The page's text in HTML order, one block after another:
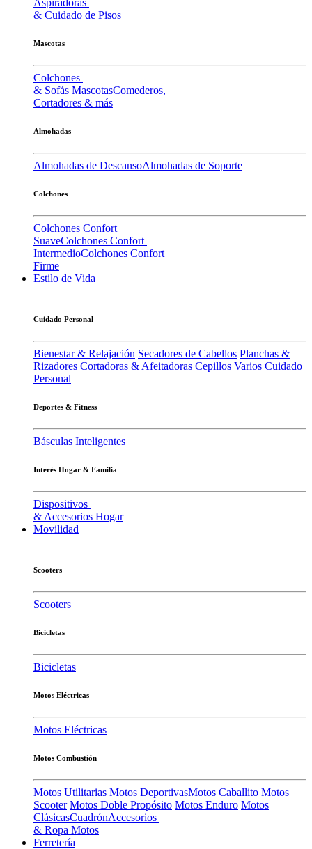
Aspiradoras
& Cuidado de Pisos
Mascotas
Colchones
& Sofás MascotasComederos,
Cortadores & más
Almohadas
Almohadas de DescansoAlmohadas de Soporte
Colchones
Colchones Confort
SuaveColchones Confort
IntermedioColchones Confort
Firme
Estilo de Vida
Cuidado Personal
Bienestar & Relajación Secadores de Cabellos Planchas &
Rizadores Cortadoras & Afeitadoras Cepillos Varios Cuidado
Personal
Deportes & Fitness
Básculas Inteligentes
Interés Hogar & Familia
Dispositivos
& Accesorios Hogar
Movilidad
Scooters
Scooters
Bicicletas
Bicicletas
Motos Eléctricas
Motos Eléctricas
Motos Combustión
Motos Utilitarias Motos DeportivasMotos Caballito Motos
Scooter Motos Doble Propósito Motos Enduro Motos
ClásicasCuadrónAccesorios
& Ropa Motos
Ferretería